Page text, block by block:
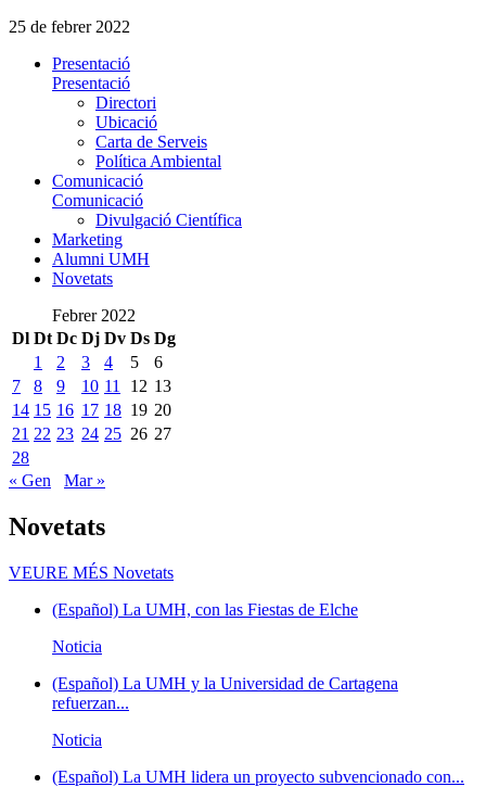
25 de febrer 2022
Presentació
Presentació
Directori
Ubicació
Carta de Serveis
Política Ambiental
Comunicació
Comunicació
Divulgació Científica
Marketing
Alumni UMH
Novetats
Febrer 2022
Dl Dt Dc Dj Dv Ds Dg
1
2 3 4 5
6
7
8 9 10 11 12 13
14 15 16 17 18 19 20
21 22 23 24 25 26 27
28
« Gen
Mar »
Novetats
VEURE MÉS Novetats
(Español) La UMH, con las Fiestas de Elche
Noticia
(Español) La UMH y la Universidad de Cartagena
refuerzan...
Noticia
(Español) La UMH lidera un proyecto subvencionado con...